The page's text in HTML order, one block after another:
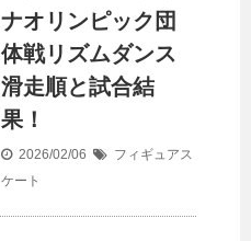
ナオリンピック団
体戦リズムダンス
滑走順と試合結
果！
2026/02/06
フィギュアス
ケート